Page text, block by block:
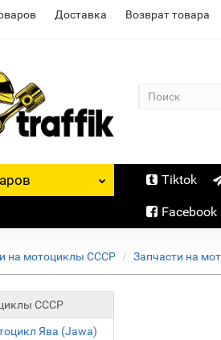
Доставка Возврат товара
Tiktok
Facebook
на мотоциклы СССР Запчасти на
СССР
Ява (Jawa)